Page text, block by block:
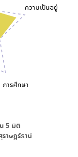
ความเป็นอยู่
การศึกษา
5 มิติ
าษฎร์ธานี